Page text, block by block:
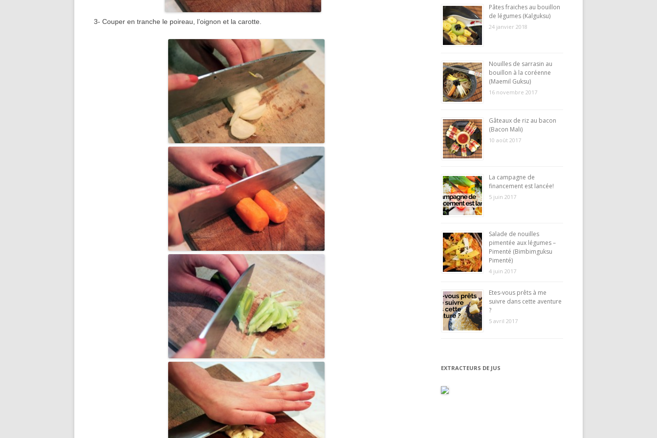
3- Couper en tranche le poireau, l’oignon et la carotte.
Pâtes fraiches au bouillon
de légumes (Kalguksu)
24 janvier 2018
Nouilles de sarrasin au
bouillon à la coréenne
(Maemil Guksu)
16 novembre 2017
Gâteaux de riz au bacon
(Bacon Mali)
10 août 2017
La campagne de
financement est lancée!
5 juin 2017
Salade de nouilles
pimentée aux légumes –
Pimenté (Bimbimguksu
Pimenté)
4 juin 2017
Etes-vous prêts à me
suivre dans cette aventure
?
5 avril 2017
EXTRACTEURS DE JUS